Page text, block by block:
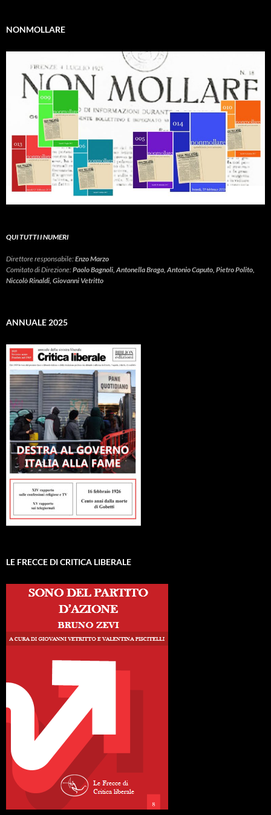
NONMOLLARE
QUI TUTTI I NUMERI
Direttore responsabile:Enzo Marzo
Comitato di Direzione:Paolo Bagnoli, Antonella Braga, Antonio Caputo, Pietro Polito,
Niccolò Rinaldi, Giovanni Vetritto
ANNUALE 2025
LE FRECCE DI CRITICA LIBERALE